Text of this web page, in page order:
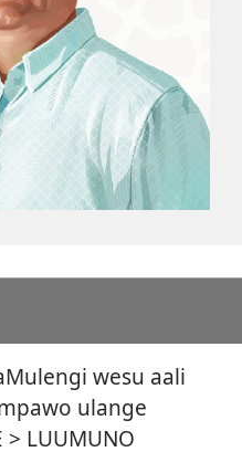
wesu aali
ulange
> LUUMUNO